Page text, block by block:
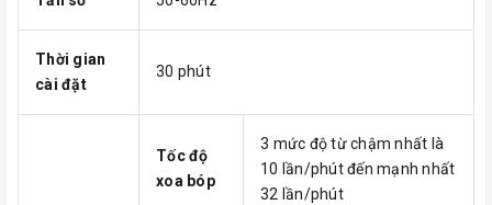
Thời gian
cài đặt
30 phút
Tốc độ
xoa bóp
3 mức độ từ chậm nhất là
10 lần/phút đến mạnh nhất
32 lần/phút